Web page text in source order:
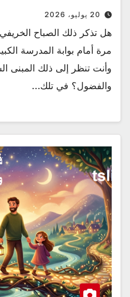
20 يوليو، 2026
هل تذكر ذلك الصباح
مرة أمام بوابة المدرسة
وأنت تنظر إلى ذلك المبنى
والفضول؟ في تلك…